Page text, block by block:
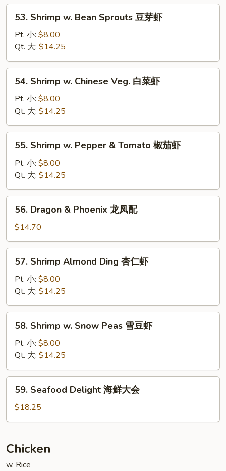
虾
Shrimp
Bean
Sprouts
豆
53. Shrimp w. Bean Sprouts 豆芽虾
Pt. 小: $8.00
Qt. 大: $14.25
Shrimp
Chinese
Veg.
白
54. Shrimp w. Chinese Veg. 白菜虾
Pt. 小: $8.00
Qt. 大: $14.25
Shrimp
Pepper
&
Tomato
55. Shrimp w. Pepper & Tomato 椒茄虾
Pt. 小: $8.00
Qt. 大: $14.25
Dragon
Phoenix
龙
56. Dragon & Phoenix 龙凤配
$14.70
Shrimp
Almond
Ding
杏
仁
57. Shrimp Almond Ding 杏仁虾
Pt. 小: $8.00
Qt. 大: $14.25
Shrimp
Snow
Peas
雪
58. Shrimp w. Snow Peas 雪豆虾
Pt. 小: $8.00
Qt. 大: $14.25
Seafood
Delight
海
大
会
59. Seafood Delight 海鲜大会
$18.25
Chicken
w. Rice